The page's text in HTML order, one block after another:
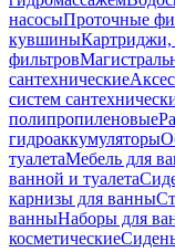
насосыПроточные
кувшиныКартриджи,
фильтров
сантехнические
систем
полипропиленовые
гидроаккумуляторы
туалетаМебель для
ванной и туалета
карнизы для ванны
ванныНаборы для
косметические